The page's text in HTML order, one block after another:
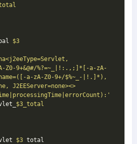
$3
Z0-9+&@#/%?=~_|!:.,;]*[-a-zA-
a-zA-Z0-9+/$%~_-|!.]*),
J2EEServer=none><>
$3_total
$3 total